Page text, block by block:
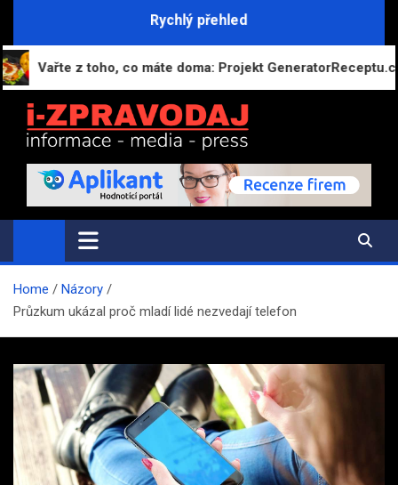
content
Rychlý přehled
z toho, co máte doma: Projekt GeneratorReceptu.cz
i-ZPRAVODAJ.CZ
Přehled zpráv, novinek a zajímavostí
Home
Názory
Průzkum ukázal proč mladí lidé nezvedají telefon